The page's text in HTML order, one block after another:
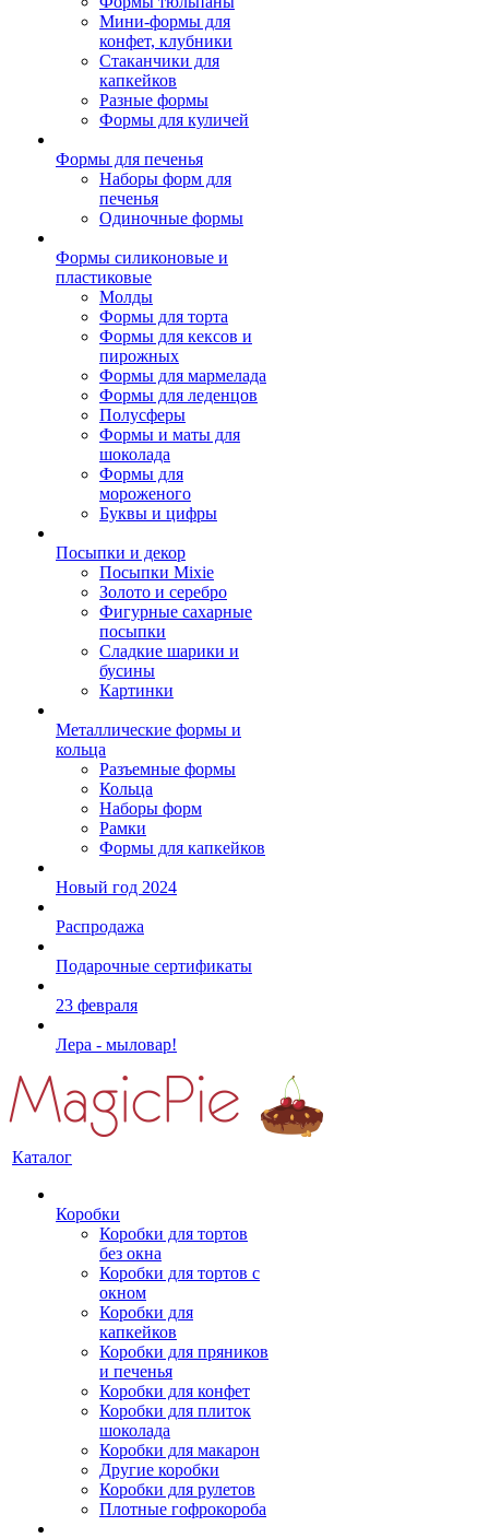
Мини-формы для
конфет, клубники
Стаканчики для
капкейков
Разные формы
Формы для куличей
Формы для печенья
Наборы форм для
печенья
Одиночные формы
Формы силиконовые и
пластиковые
Молды
Формы для торта
Формы для кексов и
пирожных
Формы для мармелада
Формы для леденцов
Полусферы
Формы и маты для
шоколада
Формы для
мороженого
Буквы и цифры
Посыпки и декор
Посыпки Mixie
Золото и серебро
Фигурные сахарные
посыпки
Сладкие шарики и
бусины
Картинки
Металлические формы и
кольца
Разъемные формы
Кольца
Наборы форм
Рамки
Формы для капкейков
Новый год 2024
Распродажа
Подарочные сертификаты
23 февраля
Лера - мыловар!
Каталог
Коробки
Коробки для тортов
без окна
Коробки для тортов с
окном
Коробки для
капкейков
Коробки для пряников
и печенья
Коробки для конфет
Коробки для плиток
шоколада
Коробки для макарон
Другие коробки
Коробки для рулетов
Плотные гофрокороба